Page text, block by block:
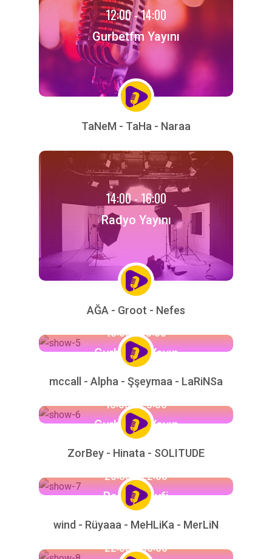
12:00 - 14:00
Gurbetfm Yayını
TaNeM - TaHa - Naraa
14:00 - 16:00
Radyo Yayını
AĞA - Groot - Nefes
16:00 - 18:00
Gurbetfm Yayın
mccall - Alpha - Şşeymaa - LaRiNSa
18:00 - 20:00
Gurbetfm Yayın
ZorBey - Hinata - SOLITUDE
20:00 - 22:00
Radyo Keyfi
wind - Rüyaaa - MeHLiKa - MerLiN
22:00 - 00:00